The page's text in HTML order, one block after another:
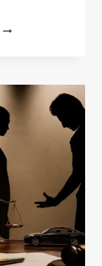
SUÇ
SÜRME
SEBEBIYLE
BOŞANMA